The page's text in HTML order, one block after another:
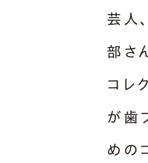
芸人
部さ
コレ
が歯
めの